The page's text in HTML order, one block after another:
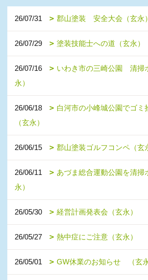
26/07/31 郡山塗装 安全大会（玄永）
26/07/29 塗装技能士への道（玄永）
26/07/16
いわき市の三崎公園 清掃
永）
26/06/18
白河市の小峰城公園でゴミ
（玄永）
26/06/15 郡山塗装ゴルフコンペ（玄
26/06/11
あづま総合運動公園を清掃
永）
26/05/30 経営計画発表会（玄永）
26/05/27 熱中症にご注意（玄永）
26/05/01 GW休業のお知らせ （玄永